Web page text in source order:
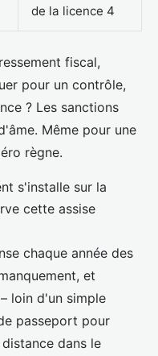
de la licence 4
fiscal,
pour un contrôle,
? Les sanctions
Même pour une
règne.
s'installe sur la
cette assise
chaque année des
et
loin d'un simple
passeport pour
dans le